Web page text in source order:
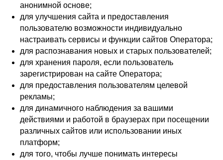
анонимной основе;
для улучшения сайта и предоставления
пользователю возможности индивидуально
настраивать сервисы и функции сайтов Оператора;
для распознавания новых и старых пользователей;
для хранения пароля, если пользователь
зарегистрирован на сайте Оператора;
для предоставления пользователям целевой
рекламы;
для динамичного наблюдения за вашими
действиями и работой в браузерах при посещении
различных сайтов или использовании иных
платформ;
для того, чтобы лучше понимать интересы